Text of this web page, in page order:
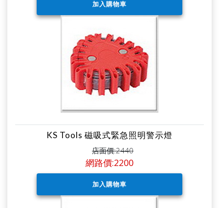
KS Tools 磁吸式緊急照明警示燈
店面價:2440
網路價:2200